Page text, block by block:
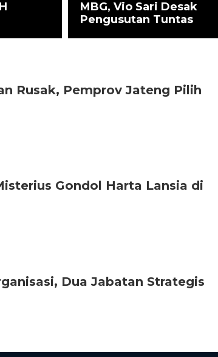
MBG, Vio Sari Desak
Pengusutan Tuntas
Rusak, Pemprov Jateng Pilih
Gondol Harta Lansia di
Dua Jabatan Strategis